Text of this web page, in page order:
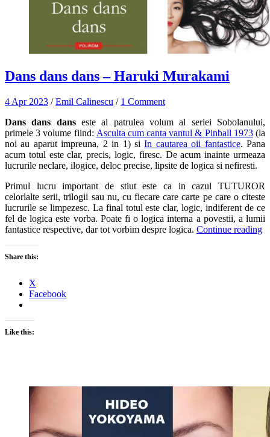
Dans dans dans – Haruki Murakami
4 Apr 2023 /Emil Calinescu / 1 Comment
Dans dans danseste al patrulea volum al seriei Sobolanului,
primele 3 volume fiind: Asculta cum canta vantul & Pinball 1973(la
noi au aparut impreuna, 2 in 1) siIn cautarea oii fantastice. Pana
acum totul este clar, precis, logic, firesc. De acum inainte urmeaza
lucrurile neclare, ilogice, deloc precise, lipsite de logica si nefiresti.
Primul lucru important de stiut este ca in cazul TUTUROR
celorlalte serii, trilogii sau nu, cu fiecare care carte pe care o citeste
lucrurile se limpezesc. La final totul este clar, logic, indiferent de ce
fel de logica este vorba. Poate fi o logica interna a povestii, a lumii
fantastice respective, dar tot vorbim despre logica. Continue reading
Share this:
X
Facebook
Like this: